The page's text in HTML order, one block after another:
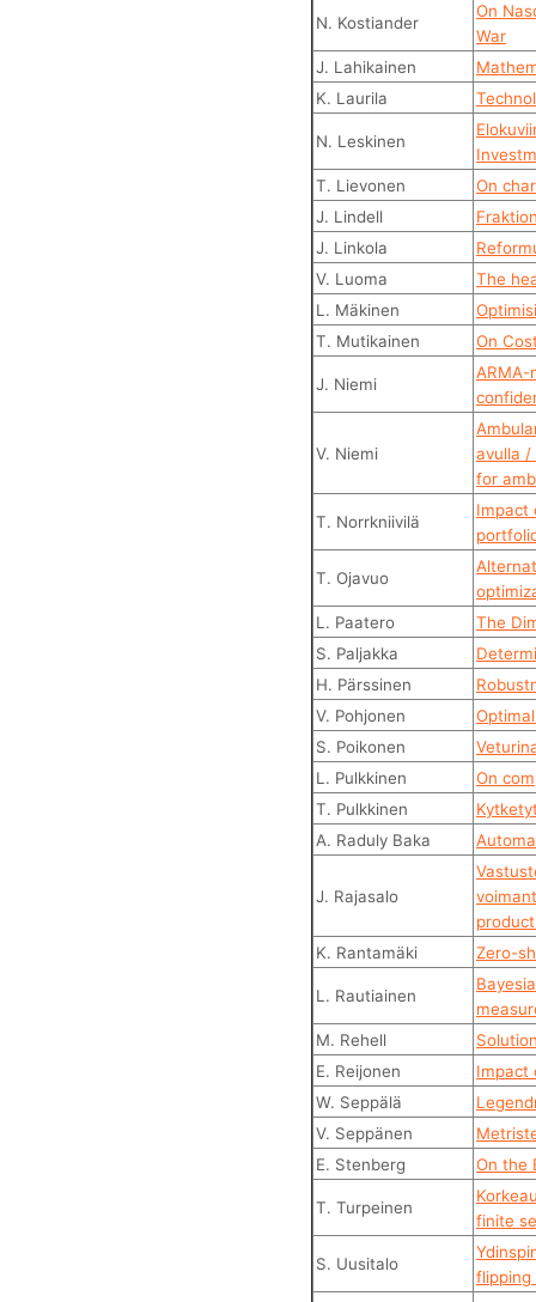
N. Kostiander
On
War
J. Lahikainen
K. Laurila
N. Leskinen
T. Lievonen
On
J. Lindell
J. Linkola
V. Luoma
The
L. Mäkinen
T. Mutikainen
On
J. Niemi
ARMA-
V. Niemi
avulla /
for
T. Norrkniivilä
Impact
T. Ojavuo
L. Paatero
The
S. Paljakka
H. Pärssinen
V. Pohjonen
S. Poikonen
L. Pulkkinen
On
T. Pulkkinen
A. Raduly Baka
J. Rajasalo
K. Rantamäki
Zero-
L. Rautiainen
M. Rehell
E. Reijonen
Impact
W. Seppälä
V. Seppänen
E. Stenberg
On the
T. Turpeinen
finite
S. Uusitalo
flipping